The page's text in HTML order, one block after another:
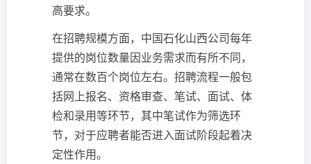
高要求。
在招聘规模方面，中国石化山西公司每年
提供的岗位数量因业务需求而有所不同，
通常在数百个岗位左右。招聘流程一般包
括网上报名、资格审查、笔试、面试、体
检和录用等环节，其中笔试作为筛选环
节，对于应聘者能否进入面试阶段起着决
定性作用。